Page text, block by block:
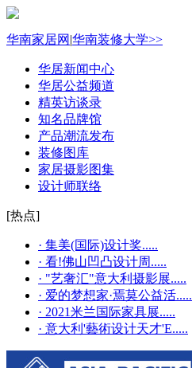
华南家居网 |华南装修大学>>
华居新闻中心
华居公益频道
精英访谈录
知名品牌馆
产品潮流发布
装修图库
家居摄影图集
设计师联络
[热点]
· 集美(国际)设计奖.....
· 看!佛山凹凸设计周.....
· "艺奢汇"​意大利摄影展.....
· 爱的梦想家·焉莫公益活.....
· 2021米兰国际家具展.....
· 意大利'藝術设计天才'E.....